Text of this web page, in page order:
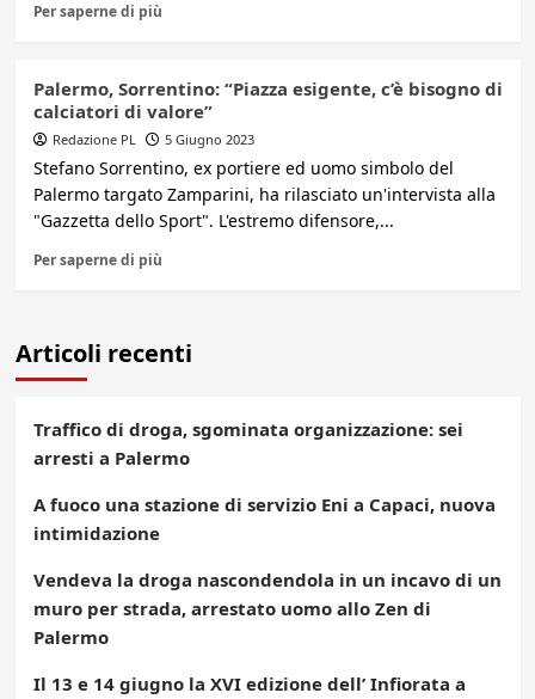
Per saperne di più
Palermo, Sorrentino: “Piazza esigente, c’è bisogno di
calciatori di valore”
Redazione PL 5 Giugno 2023
Stefano Sorrentino, ex portiere ed uomo simbolo del
Palermo targato Zamparini, ha rilasciato un'intervista alla
"Gazzetta dello Sport". L'estremo difensore,...
Per saperne di più
Articoli recenti
Traffico di droga, sgominata organizzazione: sei
arresti a Palermo
A fuoco una stazione di servizio Eni a Capaci, nuova
intimidazione
Vendeva la droga nascondendola in un incavo di un
muro per strada, arrestato uomo allo Zen di
Palermo
Il 13 e 14 giugno la XVI edizione dell’ Infiorata a